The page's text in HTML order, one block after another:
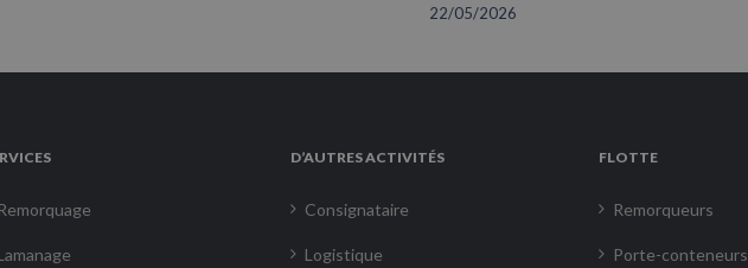
22/05/2026
Remorquage
D’AUTRES ACTIVITÉS
Consignataire
Logistique
FLOTTE
Remorqueurs
Porte-conteneurs